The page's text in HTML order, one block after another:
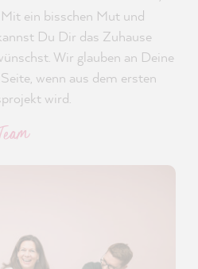
ein bisschen Mut und
Du Dir das Zuhause
Wir glauben an Deine
wenn aus dem ersten
wird.